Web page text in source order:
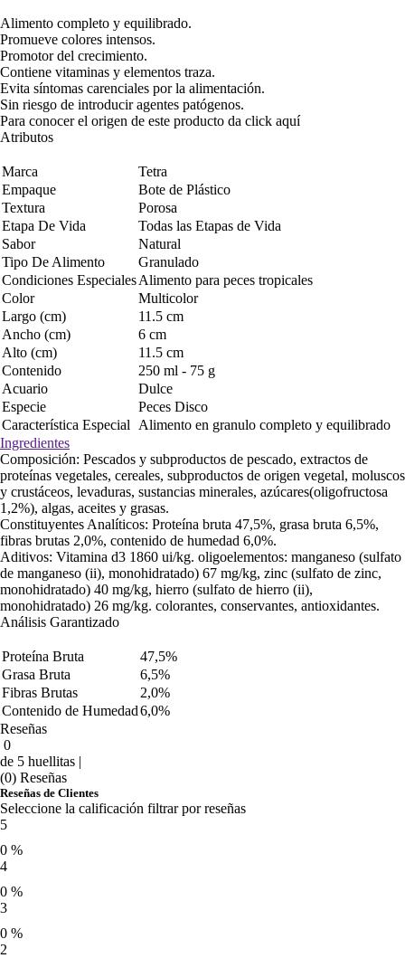
Alimento completo y equilibrado.
Promueve colores intensos.
Promotor del crecimiento.
Contiene vitaminas y elementos traza.
Evita síntomas carenciales por la alimentación.
Sin riesgo de introducir agentes patógenos.
Para conocer el origen de este producto da click aquí
Atributos
Marca
Tetra
Empaque
Bote de Plástico
Textura
Porosa
Etapa De Vida
Todas las Etapas de Vida
Sabor
Natural
Tipo De Alimento
Granulado
Condiciones EspecialesAlimento para peces tropicales
Color
Multicolor
Largo (cm)
11.5 cm
Ancho (cm)
6 cm
Alto (cm)
11.5 cm
Contenido
250 ml - 75 g
Acuario
Dulce
Especie
Peces Disco
Característica Especial
Alimento en granulo completo y equilibrado
Ingredientes
Composición: Pescados y subproductos de pescado, extractos de
proteínas vegetales, cereales, subproductos de origen vegetal, moluscos
y crustáceos, levaduras, sustancias minerales, azúcares(oligofructosa
1,2%), algas, aceites y grasas.
Constituyentes Analíticos: Proteína bruta 47,5%, grasa bruta 6,5%,
fibras brutas 2,0%, contenido de humedad 6,0%.
Aditivos: Vitamina d3 1860 ui/kg. oligoelementos: manganeso (sulfato
de manganeso (ii), monohidratado) 67 mg/kg, zinc (sulfato de zinc,
monohidratado) 40 mg/kg, hierro (sulfato de hierro (ii),
monohidratado) 26 mg/kg. colorantes, conservantes, antioxidantes.
Análisis Garantizado
Proteína Bruta
47,5%
Grasa Bruta
6,5%
Fibras Brutas
2,0%
Contenido de Humedad6,0%
Reseñas
0
de 5 huellitas |
(0) Reseñas
Reseñas de Clientes
Seleccione la calificación filtrar por reseñas
5
0 %
4
0 %
3
0 %
2